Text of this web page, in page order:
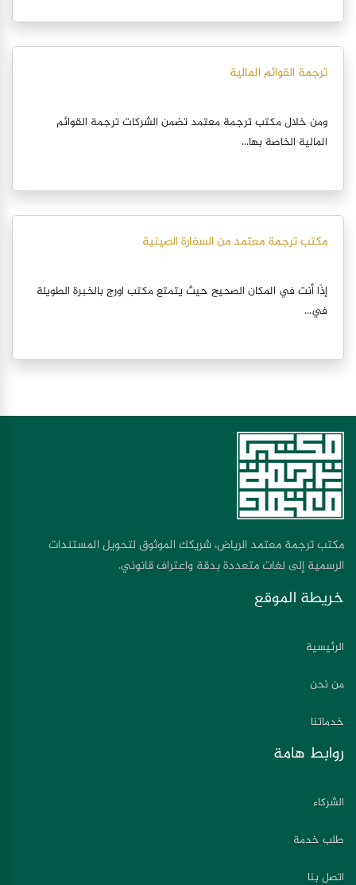
ترجمة القوائم المالية
ومن خلال مكتب ترجمة معتمد تضمن الشركات ترجمة القوائم
المالية الخاصة بها...
مكتب ترجمة معتمد من السفارة الصينية
إذًا أنت في المكان الصحيح حيث يتمتع مكتب اورج بالخبرة الطويلة
في...
مكتب ترجمة معتمد الرياض، شريكك الموثوق لتحويل المستندات
الرسمية إلى لغات متعددة بدقة واعتراف قانوني.
خريطة الموقع
الرئيسية
من نحن
خدماتنا
روابط هامة
الشركاء
طلب خدمة
اتصل بنا